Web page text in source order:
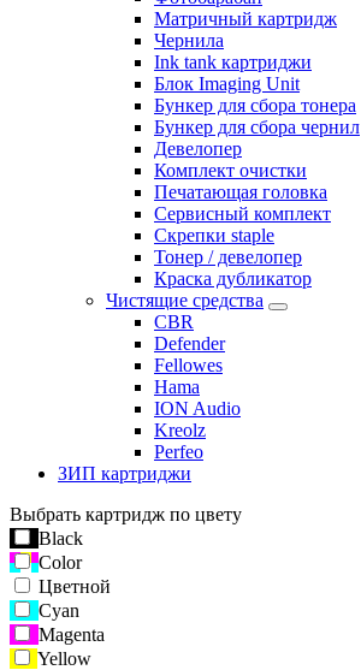
Матричный картридж
Чернила
Ink tank картриджи
Блок Imaging Unit
Бункер для сбора тонера
Бункер для сбора чернил
Девелопер
Комплект очистки
Печатающая головка
Сервисный комплект
Скрепки staple
Тонер / девелопер
Краска дубликатор
Чистящие средства
CBR
Defender
Fellowes
Hama
ION Audio
Kreolz
Perfeo
ЗИП картриджи
Выбрать картридж по цвету
Black
Color
Цветной
Cyan
Magenta
Yellow